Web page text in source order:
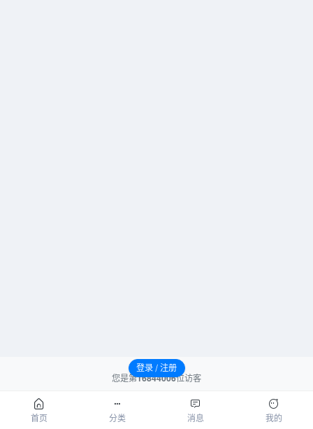
您是第16844006位访客
请先登录后发表评论！
首页 分类 消息 我的
登录 / 注册